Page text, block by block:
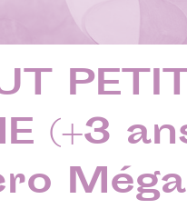
(+3
Méga